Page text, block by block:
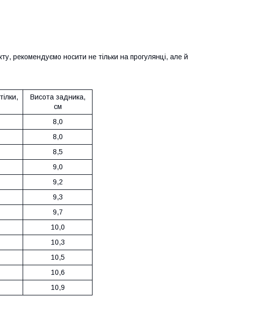
рекомендуємо носити не тільки на прогулянці, але й
Висота задника,
см
8,0
8,0
8,5
9,0
9,2
9,3
9,7
10,0
10,3
10,5
10,6
10,9